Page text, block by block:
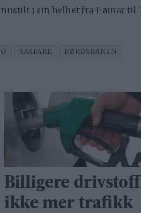
i sin helhet fra Hamar til
RASFARE RØROSBANEN
Billigere drivstoff
ikke mer trafikk